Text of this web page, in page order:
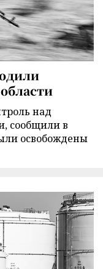
над
сообщили в
освобождены